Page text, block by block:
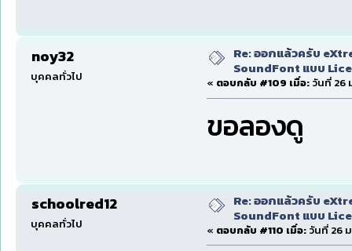
noy32
บุคคลทั่วไป
Re: ออกแล้วครับ
SoundFont แบบ
« ตอบกลับ #109 เมื่อ: วันที่ 26
ขอลองดู
schoolred12
บุคคลทั่วไป
Re: ออกแล้วครับ
SoundFont แบบ
« ตอบกลับ #110 เมื่อ: วันที่ 26